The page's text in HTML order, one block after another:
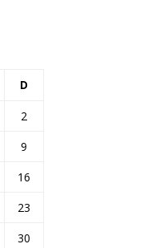
D
2
9
16
23
30